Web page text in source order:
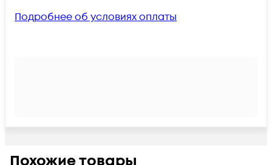
Подробнее об условиях оплаты
Похожие товары